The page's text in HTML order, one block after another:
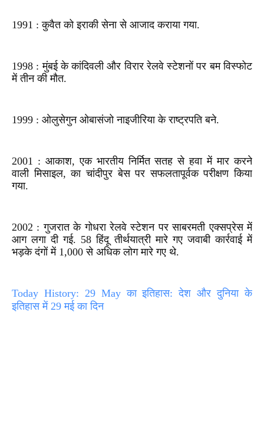
1991 : कुवैत को इराकी सेना से आजाद कराया गया.
1998 : मुंबई के कांदिवली और विरार रेलवे स्टेशनों पर बम विस्फोट
में तीन की मौत.
1999 : ओलुसेगुन ओबासंजो नाइजीरिया के राष्ट्रपति बने.
2001 : आकाश, एक भारतीय निर्मित सतह से हवा में मार करने
वाली मिसाइल, का चांदीपुर बेस पर सफलतापूर्वक परीक्षण किया
गया.
2002 : गुजरात के गोधरा रेलवे स्टेशन पर साबरमती एक्सप्रेस में
आग लगा दी गई. 58 हिंदू तीर्थयात्री मारे गए जवाबी कार्रवाई में
भड़के दंगों में 1,000 से अधिक लोग मारे गए थे.
Today History: 29 May का इतिहास: देश और दुनिया के
इतिहास में 29 मई का दिन